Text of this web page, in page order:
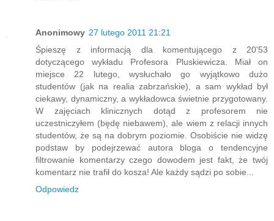
Anonimowy 27 lutego 2011 21:21
Śpieszę z informacją dla komentującego z 20'53
dotyczącego wykładu Profesora Pluskiewicza. Miał on
miejsce 22 lutego, wysłuchało go wyjątkowo dużo
studentów (jak na realia zabrzańskie), a sam wykład był
ciekawy, dynamiczny, a wykładowca świetnie przygotowany.
W zajęciach klinicznych dotąd z profesorem nie
uczestniczyłem (będę niebawem), ale wiem z relacji innych
studentów, że są na dobrym poziomie. Osobiście nie widzę
podstaw by podejrzewać autora bloga o tendencyjne
filtrowanie komentarzy czego dowodem jest fakt, że twój
komentarz nie trafił do kosza! Ale każdy sądzi po sobie...
Odpowiedz